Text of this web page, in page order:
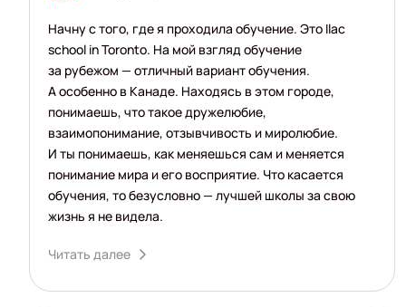
Начну с того, где я проходила обучение. Это Ilac
school in Toronto. На мой взгляд обучение
за рубежом — отличный вариант обучения.
А особенно в Канаде. Находясь в этом городе,
понимаешь, что такое дружелюбие,
взаимопонимание, отзывчивость и миролюбие.
И ты понимаешь, как меняешься сам и меняется
понимание мира и его восприятие. Что касается
обучения, то безусловно — лучшей школы за свою
жизнь я не видела.
Читать далее